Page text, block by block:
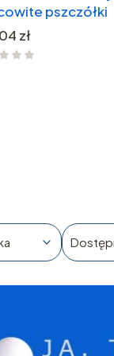
pszczółki
zł